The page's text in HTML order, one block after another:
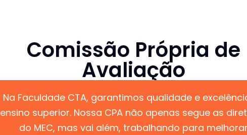
Comissão Própria de
Avaliação
Na Faculdade CTA, garantimos qualidade e
ensino superior. Nossa CPA não apenas segue as
do MEC, mas vai além, trabalhando para melhorar